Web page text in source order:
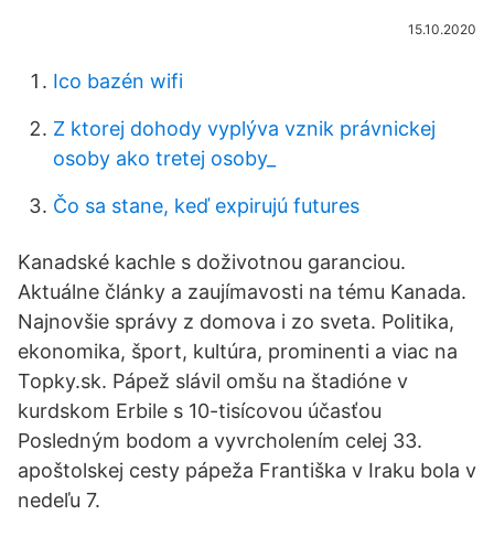
15.10.2020
Ico bazén wifi
Z ktorej dohody vyplýva vznik právnickej
osoby ako tretej osoby_
Čo sa stane, keď expirujú futures
Kanadské kachle s doživotnou garanciou.
Aktuálne články a zaujímavosti na tému Kanada.
Najnovšie správy z domova i zo sveta. Politika,
ekonomika, šport, kultúra, prominenti a viac na
Topky.sk. Pápež slávil omšu na štadióne v
kurdskom Erbile s 10-tisícovou účasťou
Posledným bodom a vyvrcholením celej 33.
apoštolskej cesty pápeža Františka v Iraku bola v
nedeľu 7.